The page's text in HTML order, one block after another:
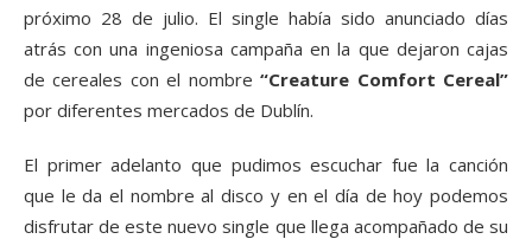
próximo 28 de julio. El single había sido anunciado días
atrás con una ingeniosa campaña en la que dejaron cajas
de cereales con el nombre“Creature Comfort Cereal”
por diferentes mercados de Dublín.
El primer adelanto que pudimos escuchar fue la canción
que le da el nombre al disco y en el día de hoy podemos
disfrutar de este nuevo single que llega acompañado de su